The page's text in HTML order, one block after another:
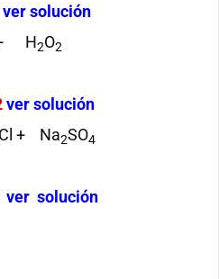
ver solución
H2O2
ver solución
+ Na2SO4
ver solución